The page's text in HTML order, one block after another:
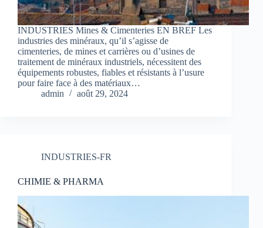
INDUSTRIES Mines & Cimenteries EN BREF Les
industries des minéraux, qu’il s’agisse de
cimenteries, de mines et carrières ou d’usines de
traitement de minéraux industriels, nécessitent des
équipements robustes, fiables et résistants à l’usure
pour faire face à des matériaux…
admin
août 29, 2024
INDUSTRIES-FR
CHIMIE & PHARMA